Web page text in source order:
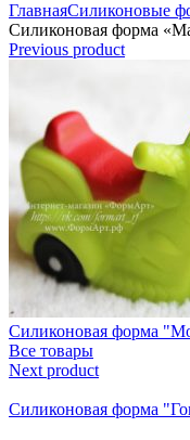
ГлавнаяСиликоновые
Силиконовая форма
Previous product
Силиконовая форма
Все товары
Next product
Силиконовая форма